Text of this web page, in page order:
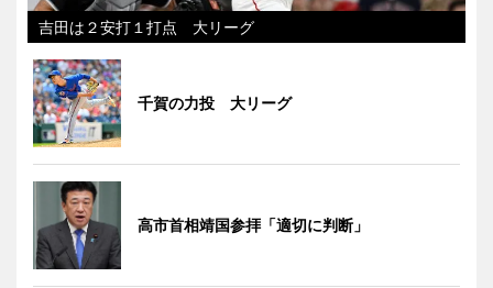
吉田は２安打１打点 大リーグ
千賀の力投 大リーグ
高市首相靖国参拝「適切に判断」